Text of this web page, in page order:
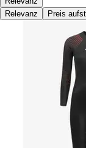
Relevanz
Preis